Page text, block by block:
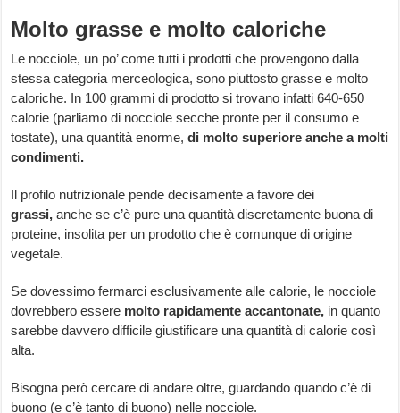
Molto grasse e molto caloriche
Le nocciole, un po’ come tutti i prodotti che provengono dalla
stessa categoria merceologica, sono piuttosto grasse e molto
caloriche. In 100 grammi di prodotto si trovano infatti 640-650
calorie (parliamo di nocciole secche pronte per il consumo e
tostate), una quantità enorme,di molto superiore anche a molti
condimenti.
Il profilo nutrizionale pende decisamente a favore dei
grassi,anche se c’è pure una quantità discretamente buona di
proteine, insolita per un prodotto che è comunque di origine
vegetale.
Se dovessimo fermarci esclusivamente alle calorie, le nocciole
dovrebbero essere molto rapidamente accantonate, in quanto
sarebbe davvero difficile giustificare una quantità di calorie così
alta.
Bisogna però cercare di andare oltre, guardando quando c’è di
buono (e c’è tanto di buono) nelle nocciole.